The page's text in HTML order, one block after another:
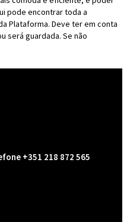
pode encontrar toda a
Plataforma. Deve ter em conta
será guardada. Se não
+351 218 872 565